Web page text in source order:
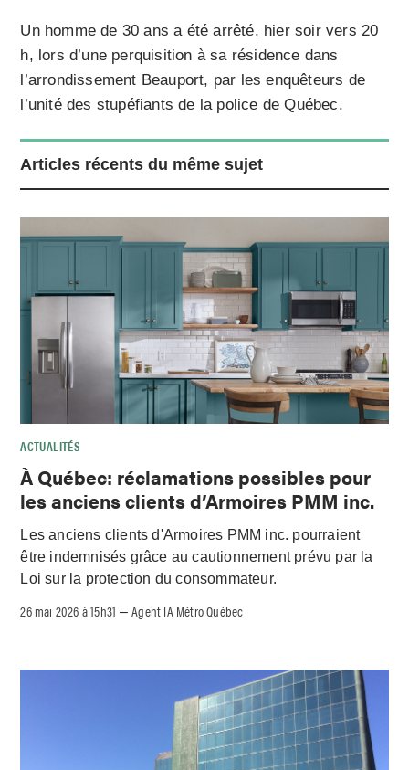
Un homme de 30 ans a été arrêté, hier soir vers 20
h, lors d’une perquisition à sa résidence dans
l’arrondissement Beauport, par les enquêteurs de
l’unité des stupéfiants de la police de Québec.
Articles récents du même sujet
ACTUALITÉS
À Québec: réclamations possibles pour
les anciens clients d’Armoires PMM inc.
Les anciens clients d'Armoires PMM inc. pourraient
être indemnisés grâce au cautionnement prévu par la
Loi sur la protection du consommateur.
26 mai 2026 à 15h31 –Agent IA Métro Québec